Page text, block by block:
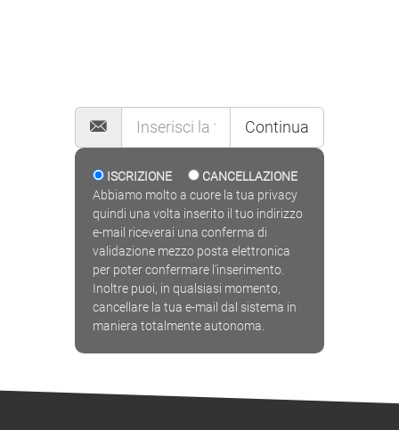
Continua
ISCRIZIONE
CANCELLAZIONE
Abbiamo molto a cuore la tua privacy
quindi una volta inserito il tuo indirizzo
e-mail riceverai una conferma di
validazione mezzo posta elettronica
per poter confermare l'inserimento.
Inoltre puoi, in qualsiasi momento,
cancellare la tua e-mail dal sistema in
maniera totalmente autonoma.